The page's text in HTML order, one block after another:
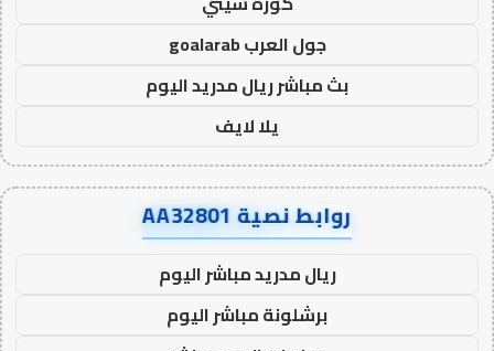
جول العرب goalarab
بث مباشر ريال مدريد اليوم
يلا لايف
روابط نصية AA32801
ريال مدريد مباشر اليوم
برشلونة مباشر اليوم